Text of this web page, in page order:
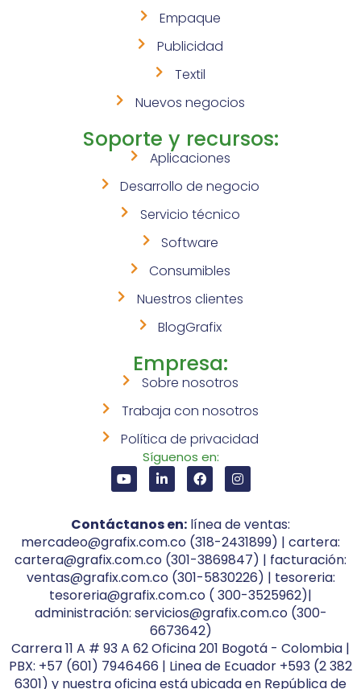
Empaque
Publicidad
Textil
Nuevos negocios
Soporte y recursos:
Aplicaciones
Desarrollo de negocio
Servicio técnico
Software
Consumibles
Nuestros clientes
BlogGrafix
Empresa:
Sobre nosotros
Trabaja con nosotros
Política de privacidad
Síguenos en:
Contáctanos en: línea de ventas:
mercadeo@grafix.com.co (318-2431899) | cartera:
cartera@grafix.com.co (301-3869847) | facturación:
ventas@grafix.com.co (301-5830226) | tesoreria:
tesoreria@grafix.com.co ( 300-3525962)|
administración: servicios@grafix.com.co (300-
6673642)
Carrera 11 A # 93 A 62 Oficina 201 Bogotá - Colombia |
PBX: +57 (601) 7946466 | Linea de Ecuador +593 (2 382
6301) y nuestra oficina está ubicada en República de